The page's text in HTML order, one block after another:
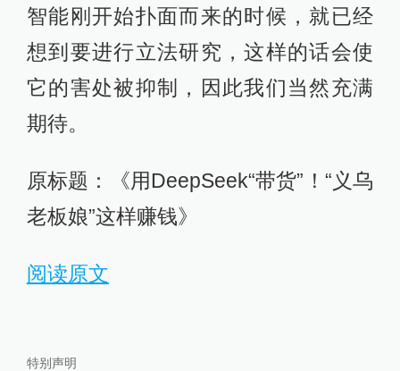
智能刚开始扑面而来的时候，就已经
想到要进行立法研究，这样的话会使
它的害处被抑制，因此我们当然充满
期待。
原标题：《用DeepSeek“带货”！“义乌
老板娘”这样赚钱》
阅读原文
特别声明